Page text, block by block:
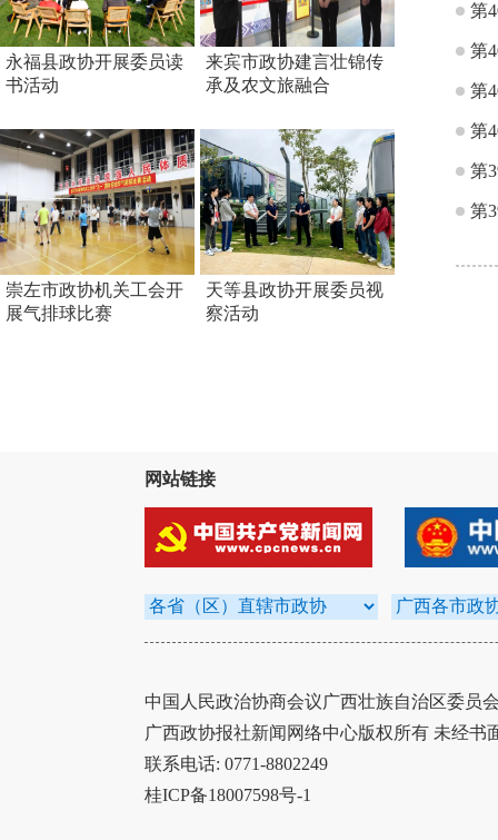
永福县政协开展委员读
书活动
来宾市政协建言壮锦传
承及农文旅融合
崇左市政协机关工会开
展气排球比赛
天等县政协开展委员视
察活动
第
第
第
第
第
第
网站链接
中国人民政治协商会议广西壮族自治区委员
广西政协报社新闻网络中心版权所有 未经书
联系电话: 0771-8802249
桂ICP备18007598号-1